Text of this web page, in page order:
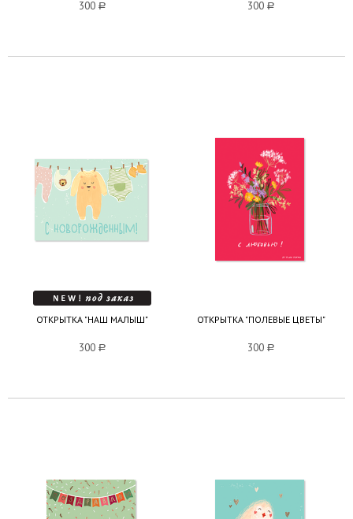
300 a 300 a
ОТКРЫТКА "НАШ МАЛЫШ"
300 a
ОТКРЫТКА "ПОЛЕВЫЕ ЦВЕТЫ"
300 a